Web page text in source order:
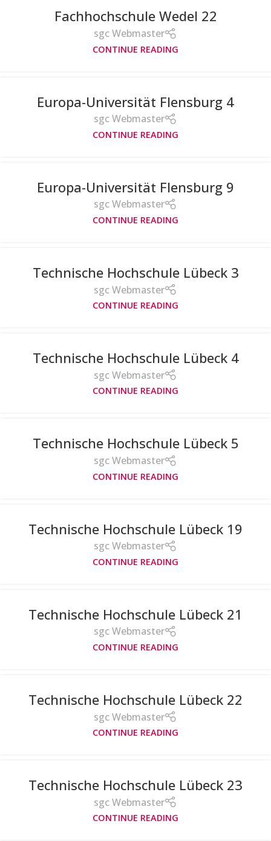
Fachhochschule Wedel 22
sgc Webmaster
CONTINUE READING
Europa-Universität Flensburg 4
sgc Webmaster
CONTINUE READING
Europa-Universität Flensburg 9
sgc Webmaster
CONTINUE READING
Technische Hochschule Lübeck 3
sgc Webmaster
CONTINUE READING
Technische Hochschule Lübeck 4
sgc Webmaster
CONTINUE READING
Technische Hochschule Lübeck 5
sgc Webmaster
CONTINUE READING
Technische Hochschule Lübeck 19
sgc Webmaster
CONTINUE READING
Technische Hochschule Lübeck 21
sgc Webmaster
CONTINUE READING
Technische Hochschule Lübeck 22
sgc Webmaster
CONTINUE READING
Technische Hochschule Lübeck 23
sgc Webmaster
CONTINUE READING